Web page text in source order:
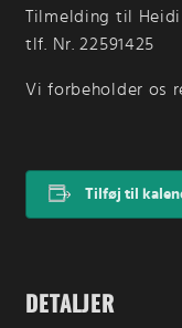
Tilmelding til
tlf. Nr. 22591425
Vi forbeholder os
Tilføj til
DETALJER